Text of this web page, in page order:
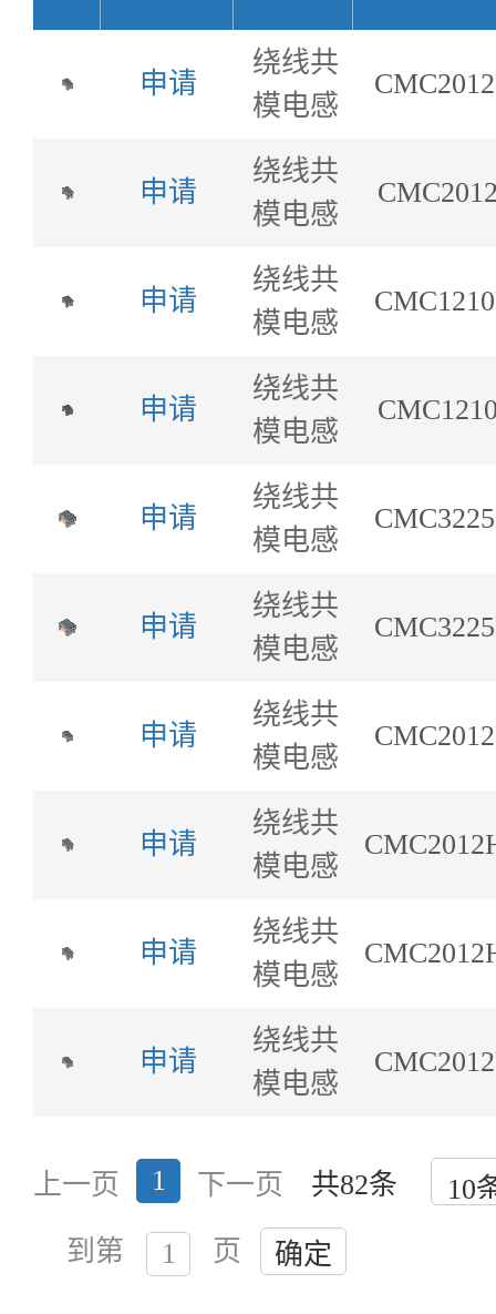
申请
绕线共
模电感
申请
绕线共
模电感
申请
绕线共
模电感
申请
绕线共
模电感
申请
绕线共
模电感
申请
绕线共
模电感
申请
绕线共
模电感
申请
绕线共
模电感
申请
绕线共
模电感
申请
绕线共
模电感
上一页 1 下一页 共82条
到第 页 确定